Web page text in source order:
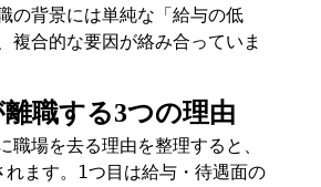
の背景には単純な「給与の低
複合的な要因が絡み合っていま
職する3つの理由
職場を去る理由を整理すると、
れます。1つ目は給与・待遇面の